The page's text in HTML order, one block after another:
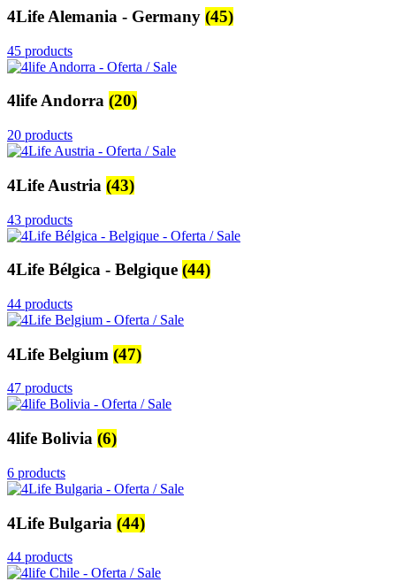
4Life Alemania - Germany (45)
45 products
4life Andorra (20)
20 products
4Life Austria (43)
43 products
4Life Bélgica - Belgique (44)
44 products
4Life Belgium (47)
47 products
4life Bolivia (6)
6 products
4Life Bulgaria (44)
44 products